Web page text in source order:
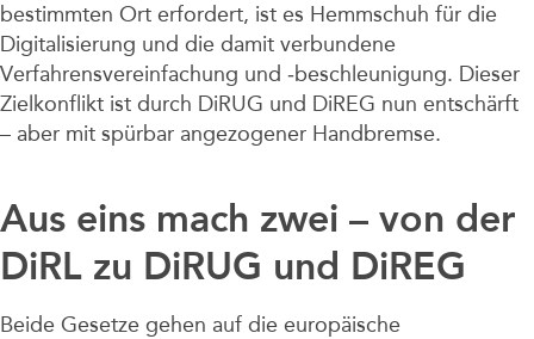
bestimmten Ort erfordert, ist es Hemmschuh für die
Digitalisierung und die damit verbundene
Verfahrensvereinfachung und ‑beschleunigung. Dieser
Zielkonflikt ist durch DiRUG und DiREG nun entschärft
– aber mit spürbar angezogener Handbremse.
Aus eins mach zwei – von der
DiRL zu DiRUG und DiREG
Beide Gesetze gehen auf die europäische